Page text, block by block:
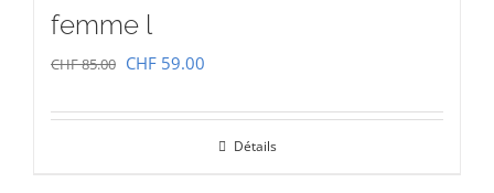
femme l
CHF85.00 Le
CHF 59.00
Détails